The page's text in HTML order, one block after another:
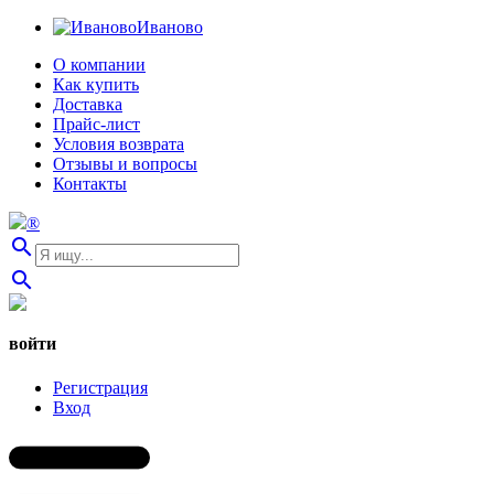
Иваново
О компании
Как купить
Доставка
Прайс-лист
Условия возврата
Отзывы и вопросы
Контакты
®
search
search
войти
Регистрация
Вход